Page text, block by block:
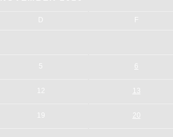
D F
5 6
12 13
19 20